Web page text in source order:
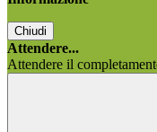
Chiudi
Attendere...
Attendere il